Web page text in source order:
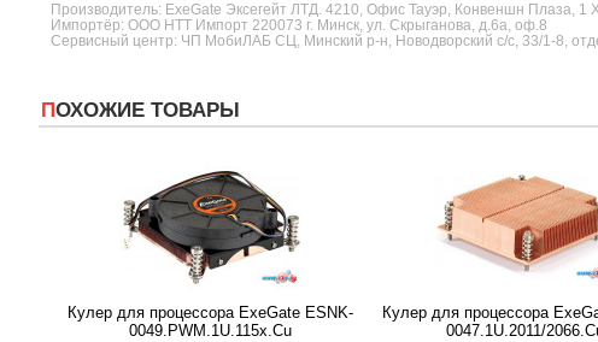
Производитель: ExeGate Эксегейт ЛТД. 4210, Офис Тауэр, Конвеншн Плаза, 1
Импортёр: ООО НТТ Импорт 220073 г. Минск, ул. Скрыганова, д.6а, оф.8
Сервисный центр: ЧП МобиЛАБ СЦ, Минский р-н, Новодворский с/с, 33/1-8,
ПОХОЖИЕ ТОВАРЫ
Кулер для процессора ExeGate ESNK-
0049.PWM.1U.115x.Cu
Кулер для процессора
0047.1U.2011/